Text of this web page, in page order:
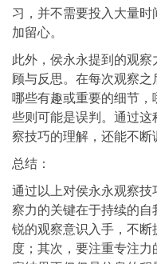
习，并不需要投入大量
加留心。
此外，侯永永提到的观
顾与反思。在每次观察
哪些有趣或重要的细节
些则可能是误判。通过
察技巧的理解，还能不断
总结：
通过以上对侯永永观察
察力的关键在于持续的
锐的观察意识入手，不
度；其次，要注重专注